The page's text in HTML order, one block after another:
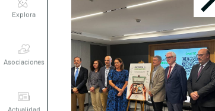
Asociaciones